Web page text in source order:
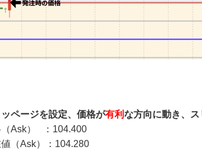
ページを設定、価格が有利な方向に動き、ス
（Ask） ：104.400
（Ask）：104.280